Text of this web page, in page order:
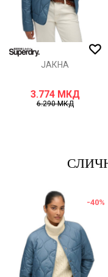
ЈАКНА
3.774 МКД
6.290МКД
-40%